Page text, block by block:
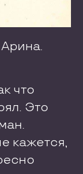
что
Это
кажется,